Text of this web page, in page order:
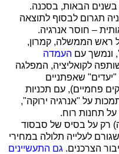
הבאות, בסכנה.
תגרום לבסוף לתוצאה
– חוסר אנרגיה.
ראש הממשלה, קמרון,
ונמשך עם העמדה
לקואליציה, המפלגה
"יעדים" שאפתניים
פחמיים), עם תכניות
על "אנרגיה ירוקה",
תחנות רוח.
רק על בסיס של סבסוד
לעלייה תלולה במחירי
הצרכנים. גם התעשיינים